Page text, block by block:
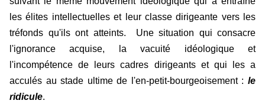
les élites intellectuelles et leur classe dirigeante vers les
tréfonds qu'ils ont atteints. Une situation qui consacre
l'ignorance acquise, la vacuité idéologique et
l'incompétence de leurs cadres dirigeants et qui les a
acculés au stade ultime de l'en-petit-bourgeoisement : le
ridicule.